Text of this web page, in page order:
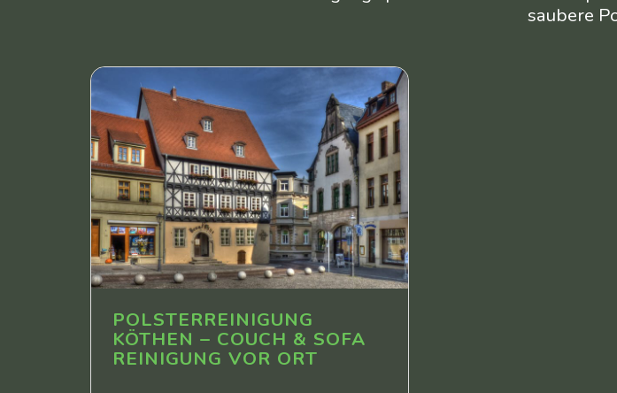
saubere
POLSTERREINIGUNG
KÖTHEN – COUCH & SOFA
REINIGUNG VOR ORT